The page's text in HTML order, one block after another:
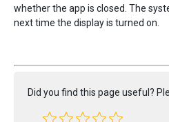
whether the app is closed. The
next time the display is turned on.
Did you find this page useful?